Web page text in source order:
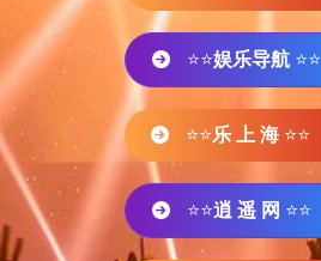
⭐⭐娱乐导航 ⭐⭐
⭐⭐乐 上 海 ⭐⭐
⭐⭐逍 遥 网 ⭐⭐